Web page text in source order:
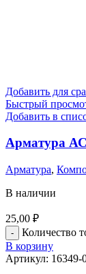
Добавить для
Быстрый
Добавить в
Арматура
Арматура,
В наличии
25,00 ₽
Количество
В корзину
Артикул: 16349-